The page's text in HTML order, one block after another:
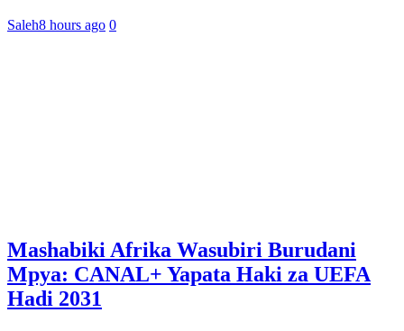
Saleh8 hours ago 0
Mashabiki Afrika Wasubiri Burudani
Mpya: CANAL+ Yapata Haki za UEFA
Hadi 2031